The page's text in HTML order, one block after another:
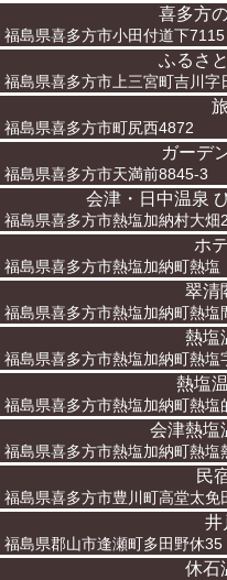
喜多方
福島県喜多方市小田付道下7115
ふるさ
福島県喜多方市上三宮町吉川字
福島県喜多方市町尻西4872
ガーデ
福島県喜多方市天満前8845-3
会津・日中温泉
福島県喜多方市熱塩加納村大畑
ホ
福島県喜多方市熱塩加納町熱塩
翠清
福島県喜多方市熱塩加納町熱塩
熱塩
福島県喜多方市熱塩加納町熱塩
熱塩
福島県喜多方市熱塩加納町熱塩
会津熱塩
福島県喜多方市熱塩加納町熱塩
民
福島県喜多方市豊川町高堂太免
井
福島県郡山市逢瀬町多田野休35
休石